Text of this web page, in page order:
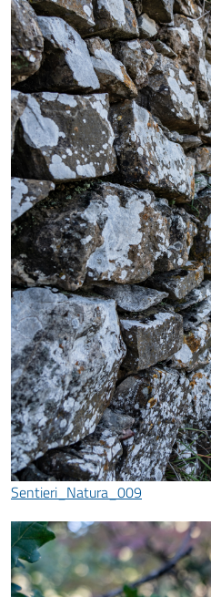
Sentieri_Natura_009